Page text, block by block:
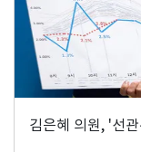
김은혜 의원, '선